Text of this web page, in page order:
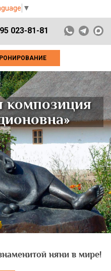
▼
023-81-81
композиция
няни в мире!